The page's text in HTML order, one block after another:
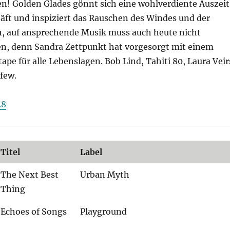
Golden Glades gönnt sich eine wohlverdiente Auszeit
und inspiziert das Rauschen des Windes und der
auf ansprechende Musik muss auch heute nicht
denn Sandra Zettpunkt hat vorgesorgt mit einem
für alle Lebenslagen. Bob Lind, Tahiti 80, Laura
Titel Label
The Next Best
Thing
Urban Myth
Echoes of Songs Playground